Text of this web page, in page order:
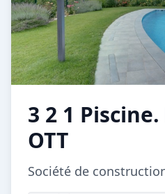
3 2 1 Piscine.
OTT
Société de